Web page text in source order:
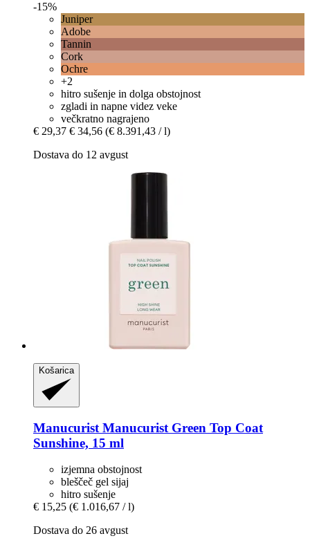
-15%
Juniper
Adobe
Tannin
Cork
Ochre
+2
hitro sušenje in dolga obstojnost
zgladi in napne videz veke
večkratno nagrajeno
€ 29,37 € 34,56 (€ 8.391,43 / l)
Dostava do 12 avgust
Košarica
Manucurist Manucurist Green Top Coat
Sunshine, 15 ml
izjemna obstojnost
bleščeč gel sijaj
hitro sušenje
€ 15,25 (€ 1.016,67 / l)
Dostava do 26 avgust